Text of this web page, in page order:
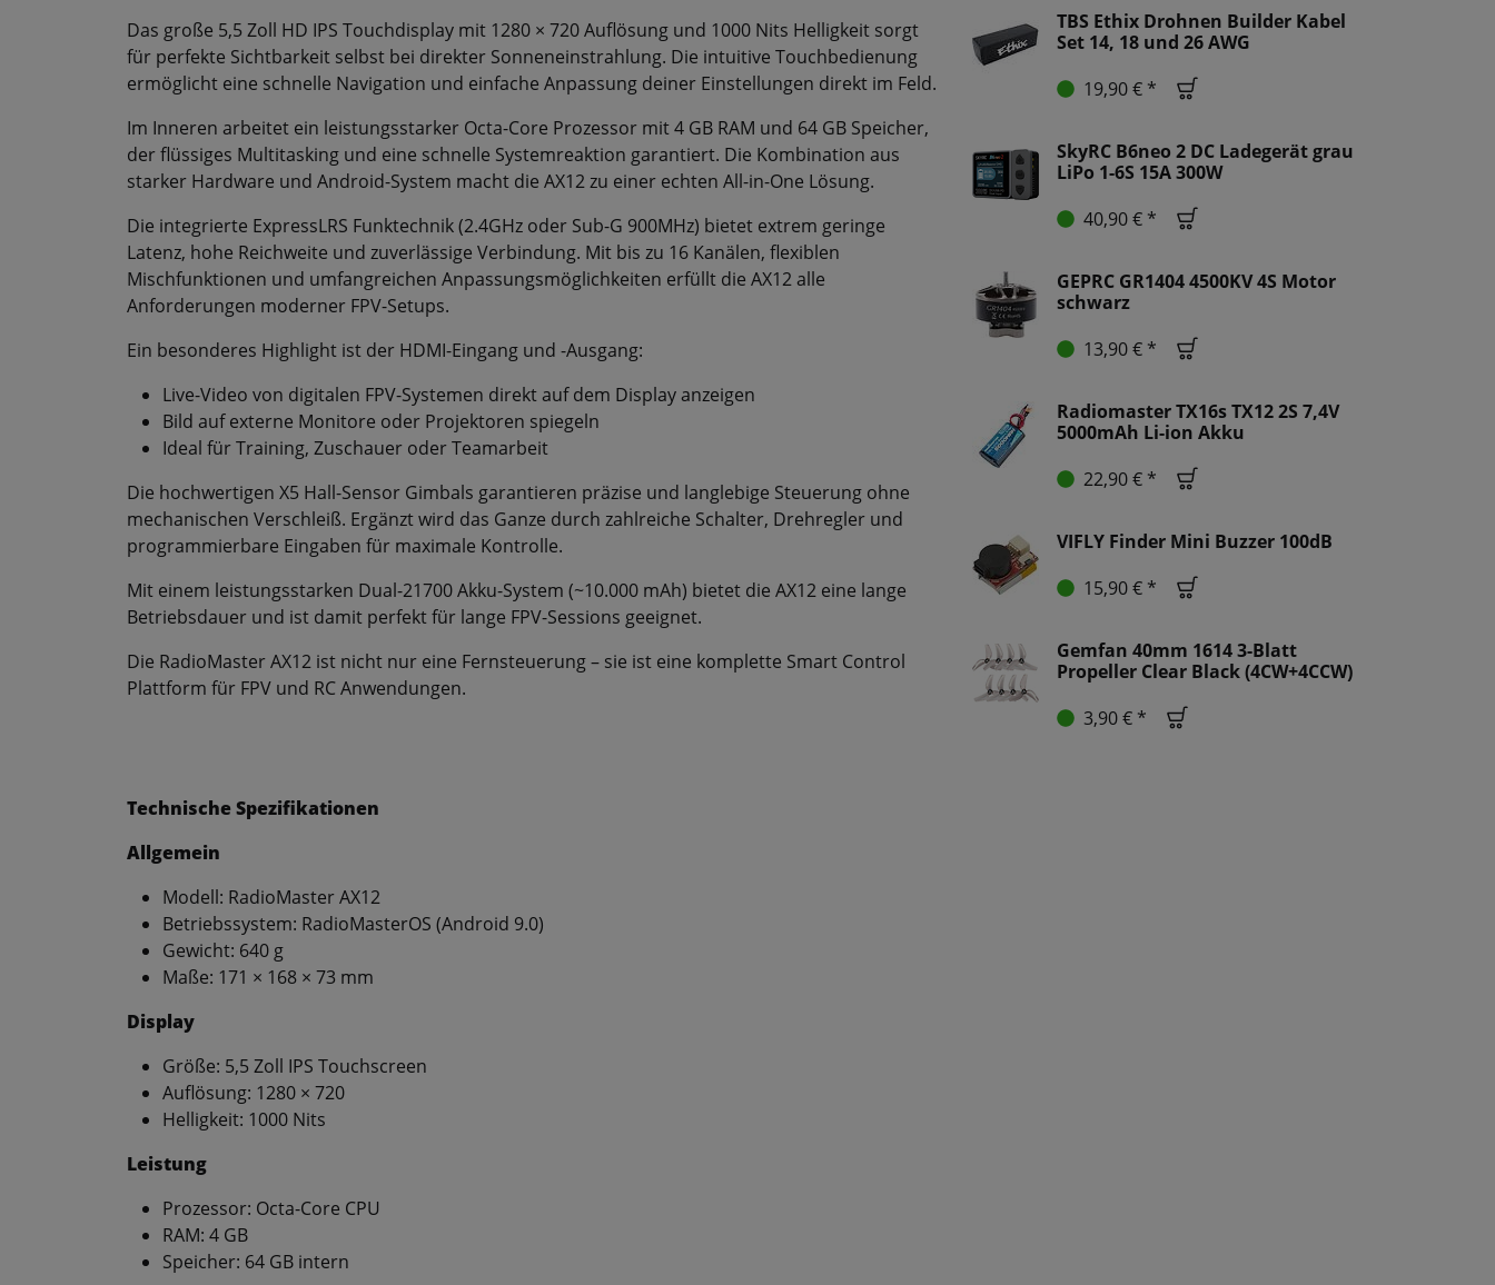
Das große 5,5 Zoll HD IPS Touchdisplay mit 1280 × 720 Auflösung und 1000 Nits Helligkeit sorgt
für perfekte Sichtbarkeit selbst bei direkter Sonneneinstrahlung. Die intuitive Touchbedienung
ermöglicht eine schnelle Navigation und einfache Anpassung deiner Einstellungen direkt im Feld.
Im Inneren arbeitet ein leistungsstarker Octa-Core Prozessor mit 4 GB RAM und 64 GB Speicher,
der flüssiges Multitasking und eine schnelle Systemreaktion garantiert. Die Kombination aus
starker Hardware und Android-System macht die AX12 zu einer echten All-in-One Lösung.
Die integrierte ExpressLRS Funktechnik (2.4GHz oder Sub-G 900MHz) bietet extrem geringe
Latenz, hohe Reichweite und zuverlässige Verbindung. Mit bis zu 16 Kanälen, flexiblen
Mischfunktionen und umfangreichen Anpassungsmöglichkeiten erfüllt die AX12 alle
Anforderungen moderner FPV-Setups.
Ein besonderes Highlight ist der HDMI-Eingang und -Ausgang:
Live-Video von digitalen FPV-Systemen direkt auf dem Display anzeigen
Bild auf externe Monitore oder Projektoren spiegeln
Ideal für Training, Zuschauer oder Teamarbeit
Die hochwertigen X5 Hall-Sensor Gimbals garantieren präzise und langlebige Steuerung ohne
mechanischen Verschleiß. Ergänzt wird das Ganze durch zahlreiche Schalter, Drehregler und
programmierbare Eingaben für maximale Kontrolle.
Mit einem leistungsstarken Dual-21700 Akku-System (~10.000 mAh) bietet die AX12 eine lange
Betriebsdauer und ist damit perfekt für lange FPV-Sessions geeignet.
Die RadioMaster AX12 ist nicht nur eine Fernsteuerung – sie ist eine komplette Smart Control
Plattform für FPV und RC Anwendungen.
Technische Spezifikationen
Allgemein
Modell: RadioMaster AX12
Betriebssystem: RadioMasterOS (Android 9.0)
Gewicht: 640 g
Maße: 171 × 168 × 73 mm
Display
Größe: 5,5 Zoll IPS Touchscreen
Auflösung: 1280 × 720
Helligkeit: 1000 Nits
Leistung
Prozessor: Octa-Core CPU
RAM: 4 GB
Speicher: 64 GB intern
TBS Ethix Drohnen Builder Kabel
Set 14, 18 und 26 AWG
19,90 € *
SkyRC B6neo 2 DC Ladegerät grau
LiPo 1-6S 15A 300W
40,90 € *
GEPRC GR1404 4500KV 4S Motor
schwarz
13,90 € *
Radiomaster TX16s TX12 2S 7,4V
5000mAh Li-ion Akku
22,90 € *
VIFLY Finder Mini Buzzer 100dB
15,90 € *
Gemfan 40mm 1614 3-Blatt
Propeller Clear Black (4CW+4CCW)
3,90 € *